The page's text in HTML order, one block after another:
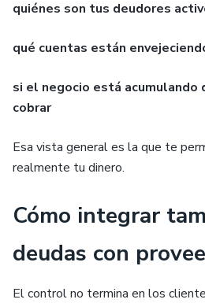
quiénes son tus deudores
qué cuentas están
si el negocio está acumulando
cobrar
Esa vista general es la que te
realmente tu dinero.
Cómo integrar
deudas con
El control no termina en los